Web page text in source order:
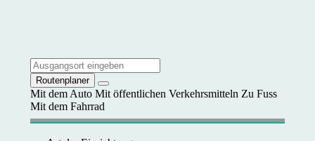
Routenplaner
Mit dem Auto Mit öffentlichen Verkehrsmitteln Zu Fuss
Mit dem Fahrrad